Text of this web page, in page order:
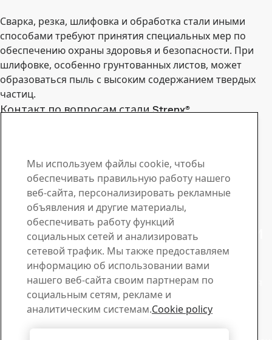
Сварка, резка, шлифовка и обработка стали иными
способами требуют принятия специальных мер по
обеспечению охраны здоровья и безопасности. При
шлифовке, особенно грунтованных листов, может
образоваться пыль с высоким содержанием твердых
частиц.
Контакт по вопросам стали Strenx®
поводу заявок или
при возникновении
вопросов
Будьте в курсе новостей о стали
Strenx®
Подпишитесь на нашу новостную рассылку, чтобы
получать последние отраслевые новости, обновления
продукции и вдохновляющие истории
Здесь можно подписаться
Продажи
Мы используем файлы cookie, чтобы
обеспечивать правильную работу нашего
веб-сайта, персонализировать рекламные
объявления и другие материалы,
обеспечивать работу функций
социальных сетей и анализировать
сетевой трафик. Мы также предоставляем
информацию об использовании вами
нашего веб-сайта своим партнерам по
социальным сетям, рекламе и
аналитическим системам.Cookie policy